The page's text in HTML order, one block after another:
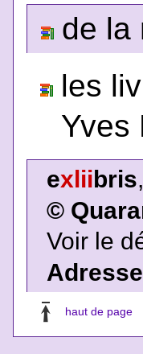
de la
les
Yves
exliibris
©
Voir le
haut de page